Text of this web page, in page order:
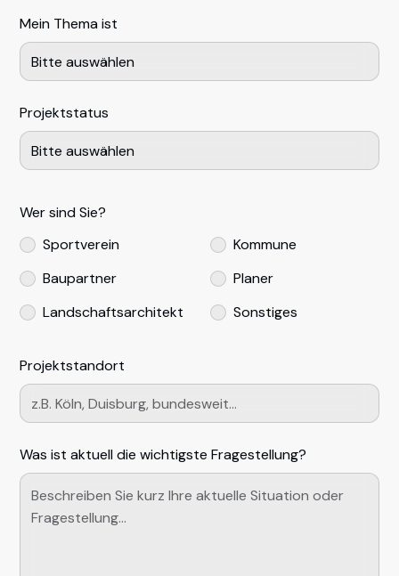
Mein Thema ist
Projektstatus
Wer sind Sie?
Sportverein
Kommune
Baupartner
Planer
Landschaftsarchitekt
Sonstiges
Projektstandort
Was ist aktuell die wichtigste Fragestellung?